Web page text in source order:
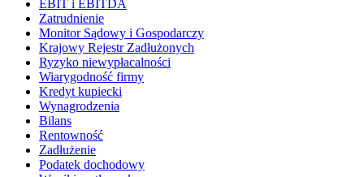
EBIT i EBITDA
Zatrudnienie
Monitor Sądowy i Gospodarczy
Krajowy Rejestr Zadłużonych
Ryzyko niewypłacalności
Wiarygodność firmy
Kredyt kupiecki
Wynagrodzenia
Bilans
Rentowność
Zadłużenie
Podatek dochodowy